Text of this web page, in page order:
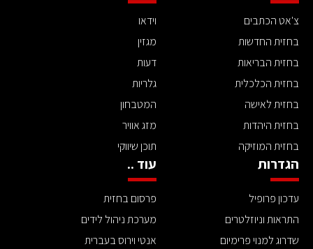
צ'אט הכתבים
בחזית החדשות
בחזית הבריאות
בחזית הכלכלית
בחזית לאישה
בחזית היהדות
בחזית המוזיקה
וידאו
מגזין
דעות
גלריות
המטבחון
מזג אוויר
תוכן שיווקי
הגדרות
עדכון פרופיל
התראות וניוזלטרים
שדרוג למנוי פרימיום
עוד ..
פרסום בחזית
מערכת ניהול לידים
אנטי וירוס בעברית